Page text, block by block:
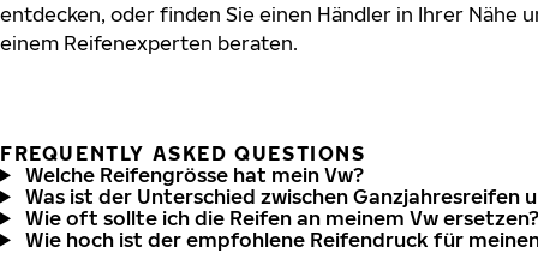
entdecken, oder finden Sie einen Händler in Ihrer Nähe
einem Reifenexperten beraten.
FREQUENTLY ASKED QUESTIONS
Welche Reifengrösse hat mein Vw?
Was ist der Unterschied zwischen Ganzjahresreifen
Wie oft sollte ich die Reifen an meinem Vw ersetzen?
Wie hoch ist der empfohlene Reifendruck für